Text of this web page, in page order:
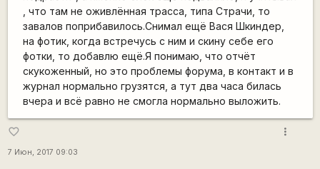
, что там не оживлённая трасса, типа Страчи, то
завалов поприбавилось.Снимал ещё Вася Шкиндер,
на фотик, когда встречусь с ним и скину себе его
фотки, то добавлю ещё.Я понимаю, что отчёт
скукоженный, но это проблемы форума, в контакт и в
журнал нормально грузятся, а тут два часа билась
вчера и всё равно не смогла нормально выложить.
favorite_border
7 Июн, 2017 09:03
more_vert